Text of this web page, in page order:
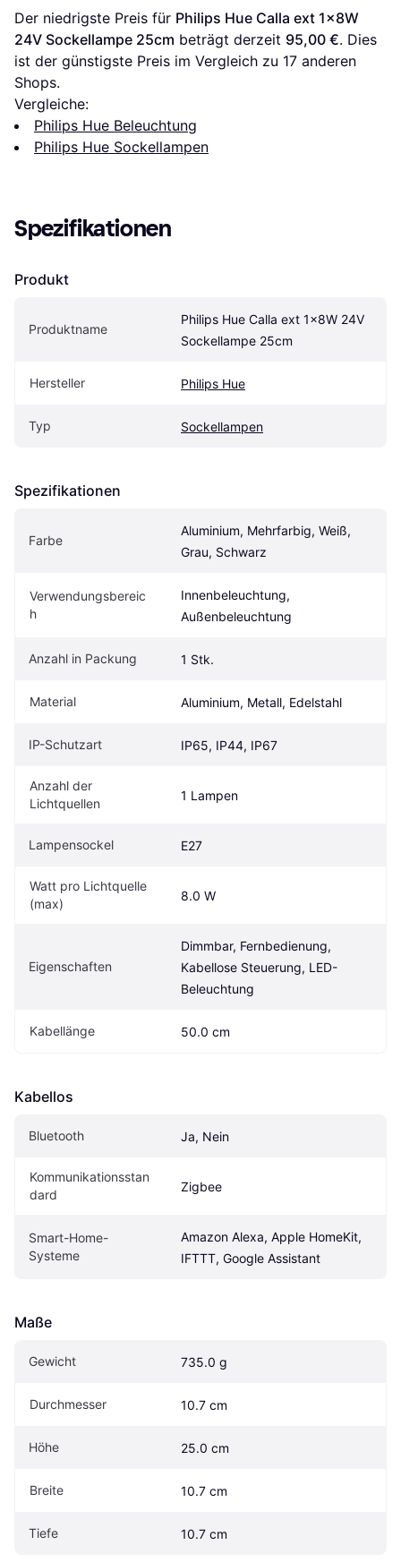
Der niedrigste Preis für Philips Hue Calla ext 1x8W
24V Sockellampe 25cm beträgt derzeit 95,00 €. Dies
ist der günstigste Preis im Vergleich zu 17 anderen
Shops.
Vergleiche:
Philips Hue Beleuchtung
Philips Hue Sockellampen
Spezifikationen
Produkt
Produktname
Philips Hue Calla ext 1x8W 24V
Sockellampe 25cm
Hersteller Philips Hue
Typ Sockellampen
Spezifikationen
Farbe
Aluminium, Mehrfarbig, Weiß,
Grau, Schwarz
Verwendungsbereic
h
Innenbeleuchtung,
Außenbeleuchtung
Anzahl in Packung 1 Stk.
Material Aluminium, Metall, Edelstahl
IP-Schutzart IP65, IP44, IP67
Anzahl der
Lichtquellen
1 Lampen
Lampensockel E27
Watt pro Lichtquelle
(max)
8.0 W
Eigenschaften
Dimmbar, Fernbedienung,
Kabellose Steuerung, LED-
Beleuchtung
Kabellänge 50.0 cm
Kabellos
Bluetooth Ja, Nein
Kommunikationsstan
dard
Zigbee
Smart-Home-
Systeme
Amazon Alexa, Apple HomeKit,
IFTTT, Google Assistant
Maße
Gewicht 735.0 g
Durchmesser 10.7 cm
Höhe 25.0 cm
Breite 10.7 cm
Tiefe 10.7 cm